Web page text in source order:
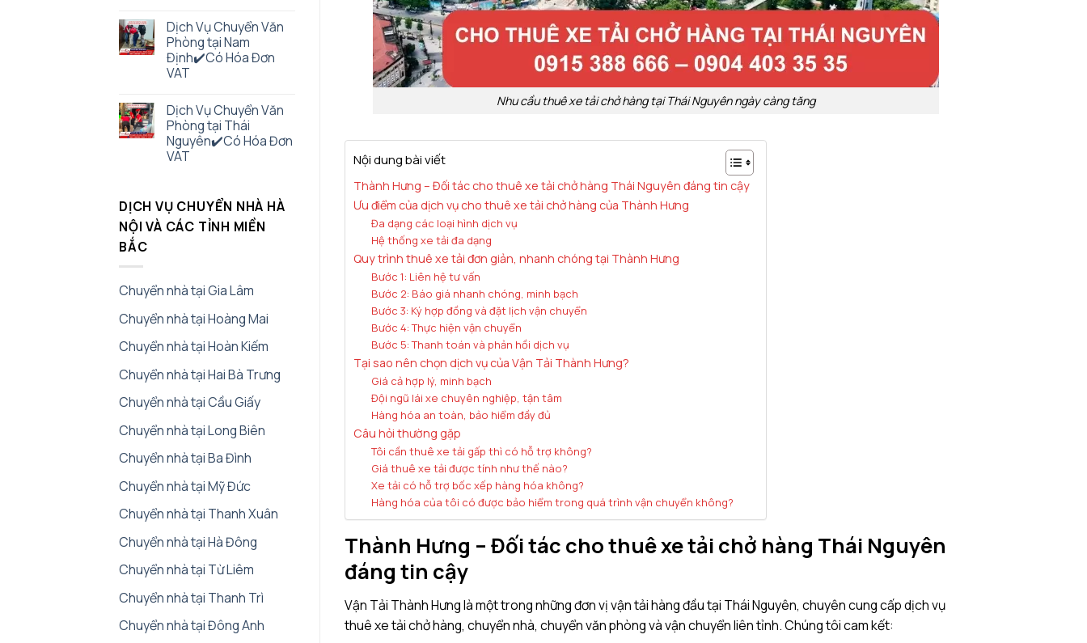
Dịch Vụ Chuyển Văn
Phòng tại Nam
Định✔️Có Hóa Đơn
VAT
Dịch Vụ Chuyển Văn
Phòng tại Thái
Nguyên✔️Có Hóa Đơn
VAT
DỊCH VỤ CHUYỂN NHÀ HÀ
NỘI VÀ CÁC TỈNH MIỀN
BẮC
Chuyển nhà tại Gia Lâm
Chuyển nhà tại Hoàng Mai
Chuyển nhà tại Hoàn Kiếm
Chuyển nhà tại Hai Bà Trưng
Chuyển nhà tại Cầu Giấy
Chuyển nhà tại Long Biên
Chuyển nhà tại Ba Đình
Chuyển nhà tại Mỹ Đức
Chuyển nhà tại Thanh Xuân
Chuyển nhà tại Hà Đông
Chuyển nhà tại Từ Liêm
Chuyển nhà tại Thanh Trì
Chuyển nhà tại Đông Anh
Nhu cầu thuê xe tải chở hàng tại Thái Nguyên ngày càng tăng
Nội dung bài viết
Thành Hưng – Đối tác cho thuê xe tải chở hàng Thái Nguyên đáng tin cậy
Ưu điểm của dịch vụ cho thuê xe tải chở hàng của Thành Hưng
Đa dạng các loại hình dịch vụ
Hệ thống xe tải đa dạng
Quy trình thuê xe tải đơn giản, nhanh chóng tại Thành Hưng
Bước 1: Liên hệ tư vấn
Bước 2: Báo giá nhanh chóng, minh bạch
Bước 3: Ký hợp đồng và đặt lịch vận chuyển
Bước 4: Thực hiện vận chuyển
Bước 5: Thanh toán và phản hồi dịch vụ
Tại sao nên chọn dịch vụ của Vận Tải Thành Hưng?
Giá cả hợp lý, minh bạch
Đội ngũ lái xe chuyên nghiệp, tận tâm
Hàng hóa an toàn, bảo hiểm đầy đủ
Câu hỏi thường gặp
Tôi cần thuê xe tải gấp thì có hỗ trợ không?
Giá thuê xe tải được tính như thế nào?
Xe tải có hỗ trợ bốc xếp hàng hóa không?
Hàng hóa của tôi có được bảo hiểm trong quá trình vận chuyển không?
Thành Hưng – Đối tác cho thuê xe tải chở hàng Thái Nguyên
đáng tin cậy
Vận Tải Thành Hưng là một trong những đơn vị vận tải hàng đầu tại Thái Nguyên, chuyên cung cấp dịch vụ
thuê xe tải chở hàng, chuyển nhà, chuyển văn phòng và vận chuyển liên tỉnh. Chúng tôi cam kết: